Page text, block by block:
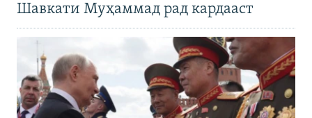
Шавкати Муҳаммад рад кардааст